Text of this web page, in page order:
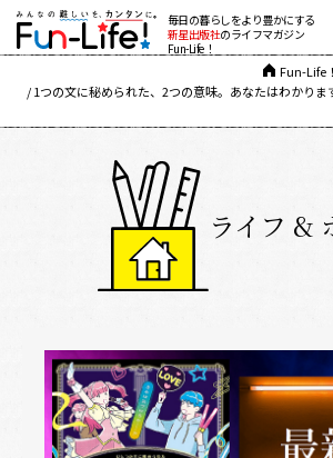
毎日の暮らしをより豊かにする
新星出版社のライフマガジン
Fun-Life！
Fun-Life
1つの文に秘められた、2つの意味。あなたはわかり
ライフ &